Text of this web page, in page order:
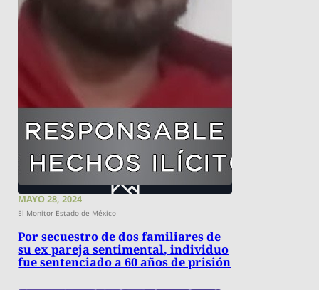
MAYO 28, 2024
El Monitor Estado de México
Por secuestro de dos familiares de
su ex pareja sentimental, individuo
fue sentenciado a 60 años de prisión